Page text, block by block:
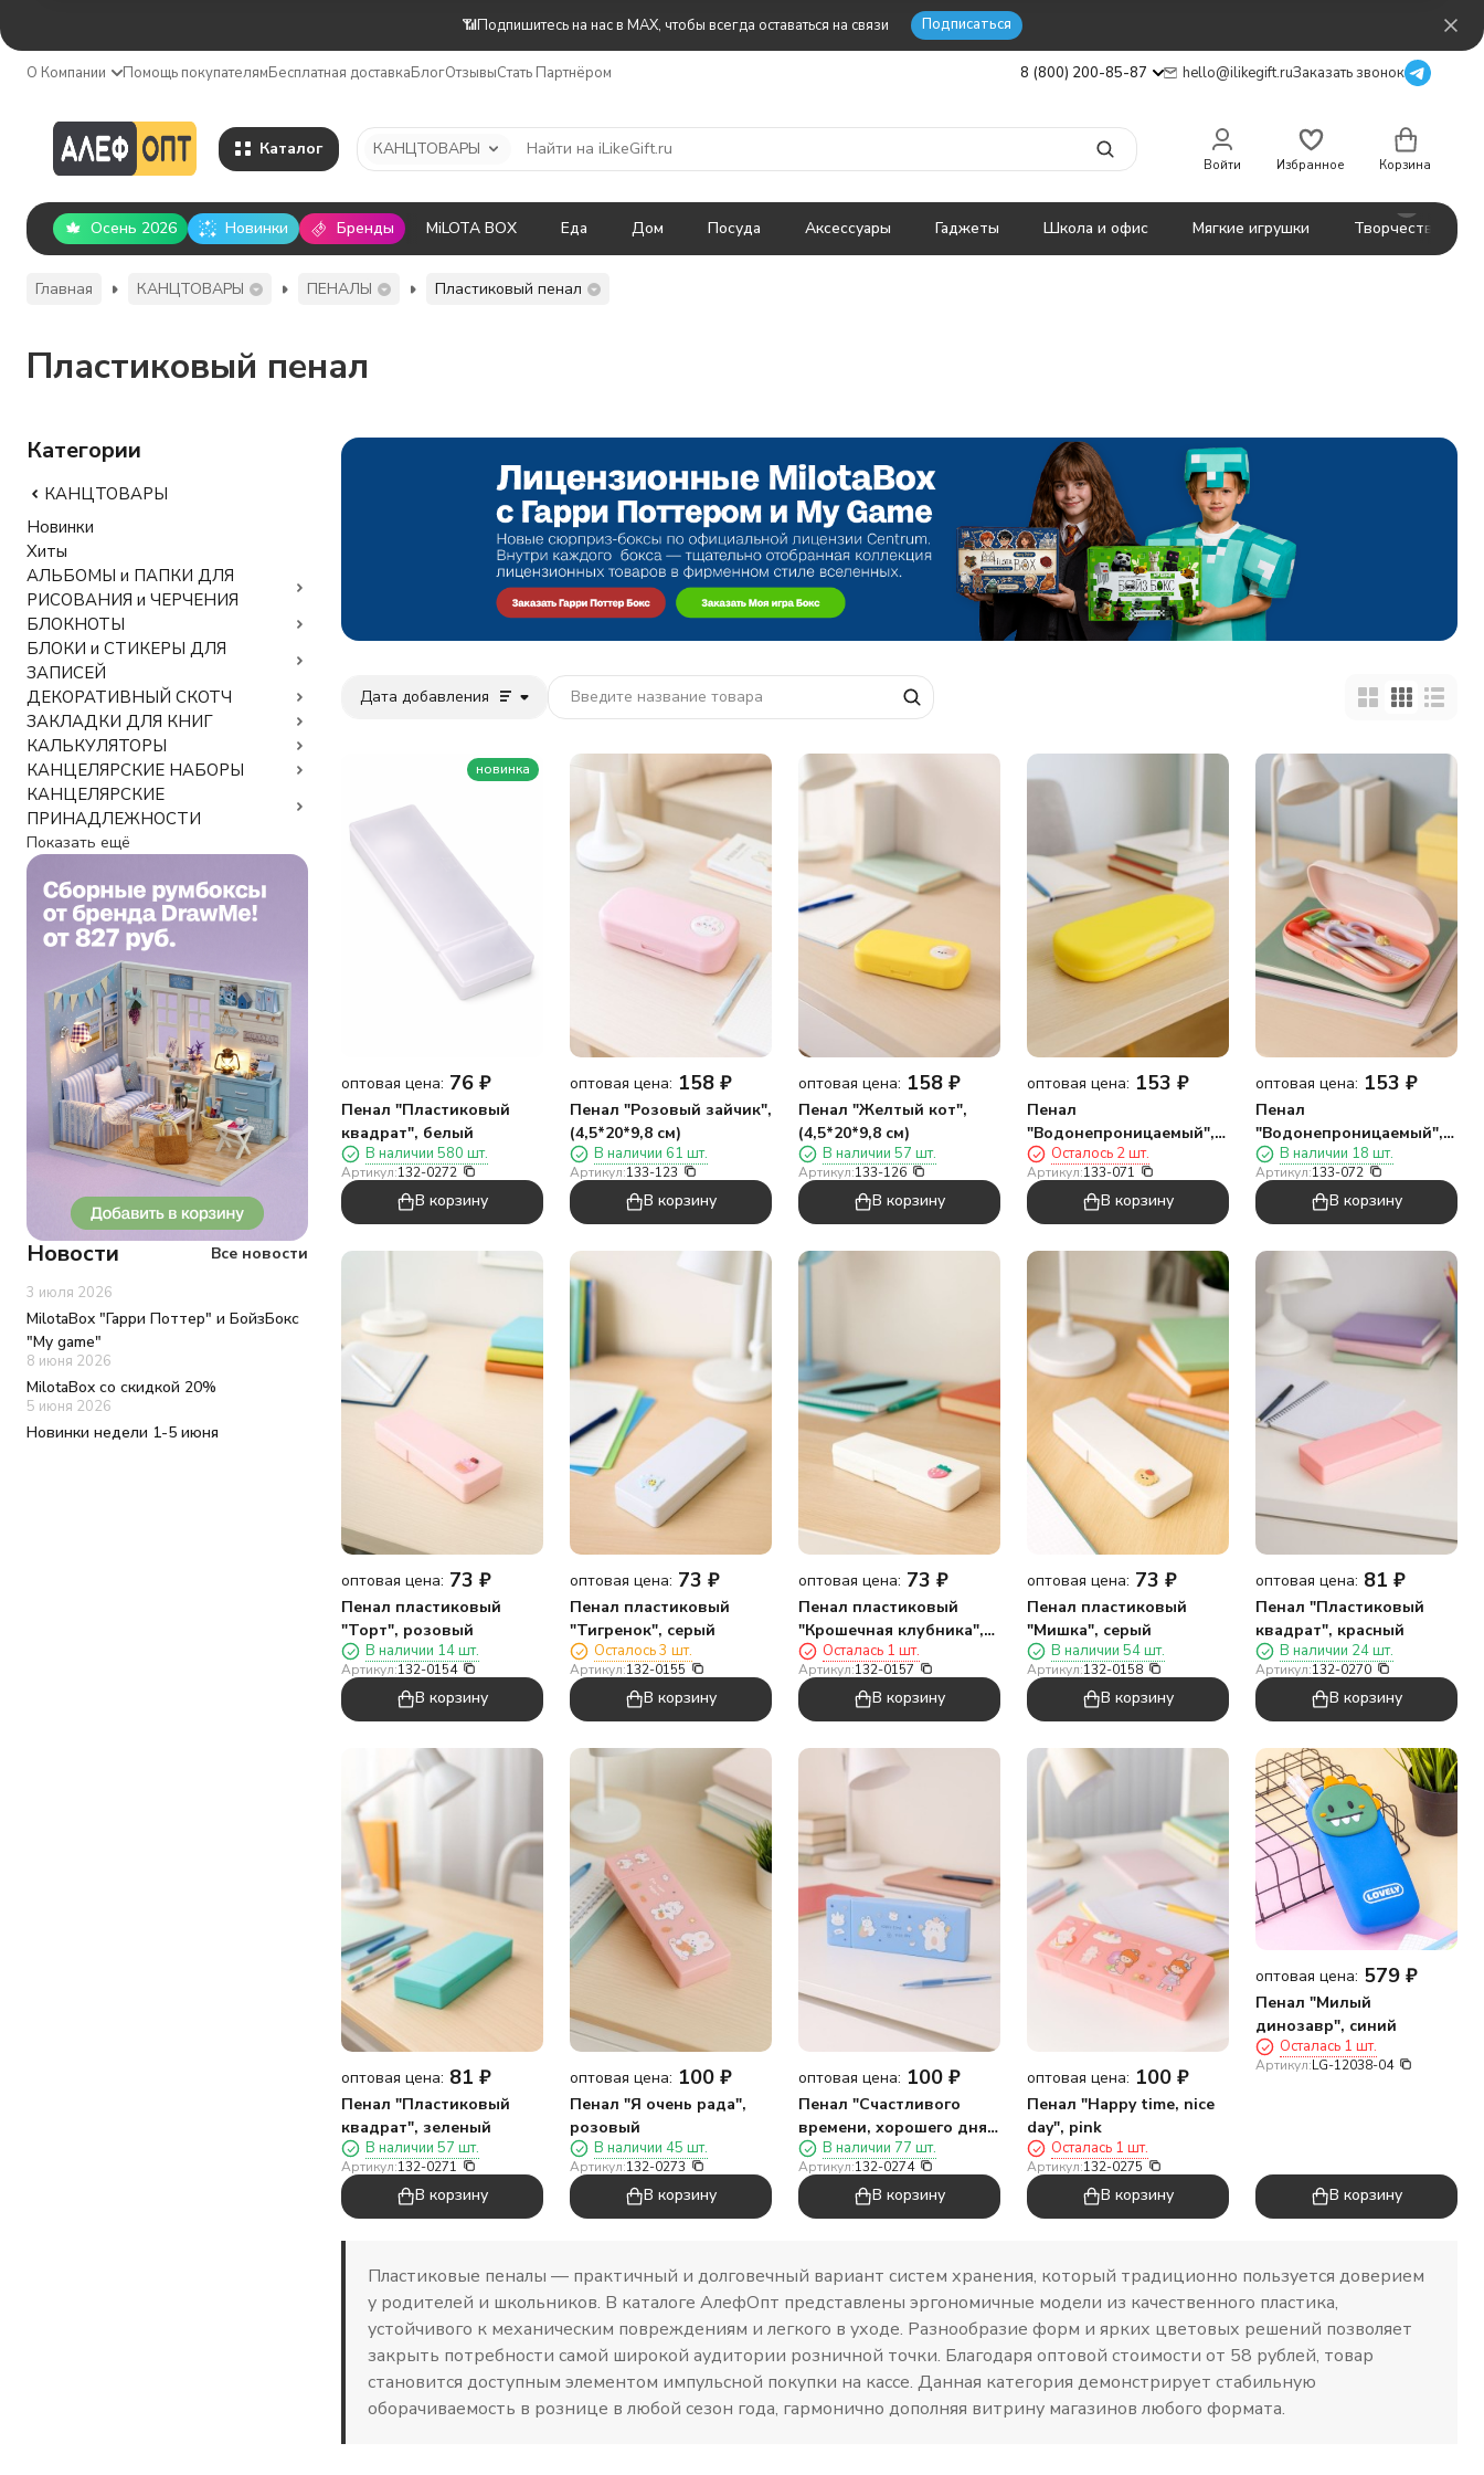
📶Подпишитесь на нас в MAX, чтобы всегда оставаться на связи Подписаться
О Компании Помощь покупателямБесплатная доставкаБлогОтзывыСтать Партнёром 8 (800) 200-85-87 hello@ilikegift.ruЗаказать звонок
Каталог КАНЦТОВАРЫ
Войти Избранное Корзина
Осень 2026 Новинки Бренды MiLOTA BOX Еда Дом Посуда Аксессуары Гаджеты Школа и офис Мягкие игрушки Творчество
Главная КАНЦТОВАРЫ ПЕНАЛЫ Пластиковый пенал
Пластиковый пенал
Дата добавления
новинка
оптовая цена: 76 ₽
Пенал "Пластиковый
квадрат", белый
В наличии 580 шт.
Артикул:132-0272
В корзину
оптовая цена: 158 ₽
Пенал "Розовый зайчик",
(4,5*20*9,8 см)
В наличии 61 шт.
Артикул:133-123
В корзину
оптовая цена: 158 ₽
Пенал "Желтый кот",
(4,5*20*9,8 см)
В наличии 57 шт.
Артикул:133-126
В корзину
оптовая цена: 153 ₽
Пенал
"Водонепроницаемый",
желтый (22*8*3,3 см)
Осталось 2 шт.
Артикул:133-071
В корзину
оптовая цена: 153 ₽
Пенал
"Водонепроницаемый",
розовый (22*8*3,3 см)
В наличии 18 шт.
Артикул:133-072
В корзину
оптовая цена: 73 ₽
Пенал пластиковый
"Торт", розовый
В наличии 14 шт.
Артикул:132-0154
В корзину
оптовая цена: 73 ₽
Пенал пластиковый
"Тигренок", серый
Осталось 3 шт.
Артикул:132-0155
В корзину
оптовая цена: 73 ₽
Пенал пластиковый
"Крошечная клубника",
белыйОсталась 1 шт.
Артикул:132-0157
В корзину
оптовая цена: 73 ₽
Пенал пластиковый
"Мишка", серый
В наличии 54 шт.
Артикул:132-0158
В корзину
оптовая цена: 81 ₽
Пенал "Пластиковый
квадрат", красный
В наличии 24 шт.
Артикул:132-0270
В корзину
оптовая цена: 81 ₽
Пенал "Пластиковый
квадрат", зеленый
В наличии 57 шт.
Артикул:132-0271
В корзину
оптовая цена: 100 ₽
Пенал "Я очень рада",
розовый
В наличии 45 шт.
Артикул:132-0273
В корзину
оптовая цена: 100 ₽
Пенал "Счастливого
времени, хорошего дня",
синийВ наличии 77 шт.
Артикул:132-0274
В корзину
оптовая цена: 100 ₽
Пенал "Happy time, nice
day", pink
Осталась 1 шт.
Артикул:132-0275
В корзину
оптовая цена: 579 ₽
Пенал "Милый
динозавр", синий
Осталась 1 шт.
Артикул:LG-12038-04
В корзину
Пластиковые пеналы — практичный и долговечный вариант систем хранения, который традиционно пользуется доверием
у родителей и школьников. В каталоге АлефОпт представлены эргономичные модели из качественного пластика,
устойчивого к механическим повреждениям и легкого в уходе. Разнообразие форм и ярких цветовых решений позволяет
закрыть потребности самой широкой аудитории розничной точки. Благодаря оптовой стоимости от 58 рублей, товар
становится доступным элементом импульсной покупки на кассе. Данная категория демонстрирует стабильную
оборачиваемость в рознице в любой сезон года, гармонично дополняя витрину магазинов любого формата.
Категории
КАНЦТОВАРЫ
Новинки
Хиты
АЛЬБОМЫ и ПАПКИ ДЛЯ
РИСОВАНИЯ и ЧЕРЧЕНИЯ
БЛОКНОТЫ
БЛОКИ и СТИКЕРЫ ДЛЯ
ЗАПИСЕЙ
ДЕКОРАТИВНЫЙ СКОТЧ
ЗАКЛАДКИ ДЛЯ КНИГ
КАЛЬКУЛЯТОРЫ
КАНЦЕЛЯРСКИЕ НАБОРЫ
КАНЦЕЛЯРСКИЕ
ПРИНАДЛЕЖНОСТИ
Показать ещё
Новости Все новости
3 июля 2026
MilotaBox "Гарри Поттер" и БойзБокс
"My game"
8 июня 2026
MilotaBox со скидкой 20%
5 июня 2026
Новинки недели 1-5 июня